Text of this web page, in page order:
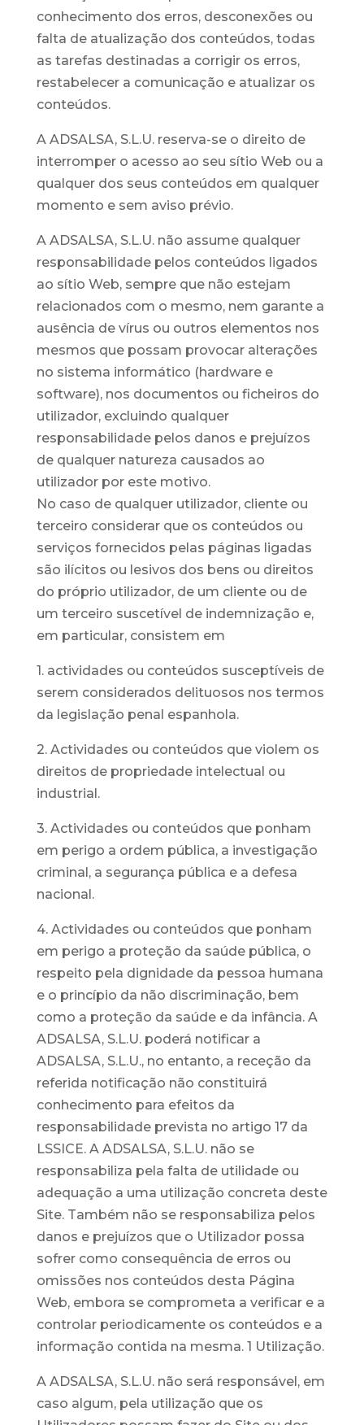
conhecimento dos erros, desconexões ou
falta de atualização dos conteúdos, todas
as tarefas destinadas a corrigir os erros,
restabelecer a comunicação e atualizar os
conteúdos.
A ADSALSA, S.L.U. reserva-se o direito de
interromper o acesso ao seu sítio Web ou a
qualquer dos seus conteúdos em qualquer
momento e sem aviso prévio.
A ADSALSA, S.L.U. não assume qualquer
responsabilidade pelos conteúdos ligados
ao sítio Web, sempre que não estejam
relacionados com o mesmo, nem garante a
ausência de vírus ou outros elementos nos
mesmos que possam provocar alterações
no sistema informático (hardware e
software), nos documentos ou ficheiros do
utilizador, excluindo qualquer
responsabilidade pelos danos e prejuízos
de qualquer natureza causados ao
utilizador por este motivo.
No caso de qualquer utilizador, cliente ou
terceiro considerar que os conteúdos ou
serviços fornecidos pelas páginas ligadas
são ilícitos ou lesivos dos bens ou direitos
do próprio utilizador, de um cliente ou de
um terceiro suscetível de indemnização e,
em particular, consistem em
1. actividades ou conteúdos susceptíveis de
serem considerados delituosos nos termos
da legislação penal espanhola.
2. Actividades ou conteúdos que violem os
direitos de propriedade intelectual ou
industrial.
3. Actividades ou conteúdos que ponham
em perigo a ordem pública, a investigação
criminal, a segurança pública e a defesa
nacional.
4. Actividades ou conteúdos que ponham
em perigo a proteção da saúde pública, o
respeito pela dignidade da pessoa humana
e o princípio da não discriminação, bem
como a proteção da saúde e da infância. A
ADSALSA, S.L.U. poderá notificar a
ADSALSA, S.L.U., no entanto, a receção da
referida notificação não constituirá
conhecimento para efeitos da
responsabilidade prevista no artigo 17 da
LSSICE. A ADSALSA, S.L.U. não se
responsabiliza pela falta de utilidade ou
adequação a uma utilização concreta deste
Site. Também não se responsabiliza pelos
danos e prejuízos que o Utilizador possa
sofrer como consequência de erros ou
omissões nos conteúdos desta Página
Web, embora se comprometa a verificar e a
controlar periodicamente os conteúdos e a
informação contida na mesma. 1 Utilização.
A ADSALSA, S.L.U. não será responsável, em
caso algum, pela utilização que os